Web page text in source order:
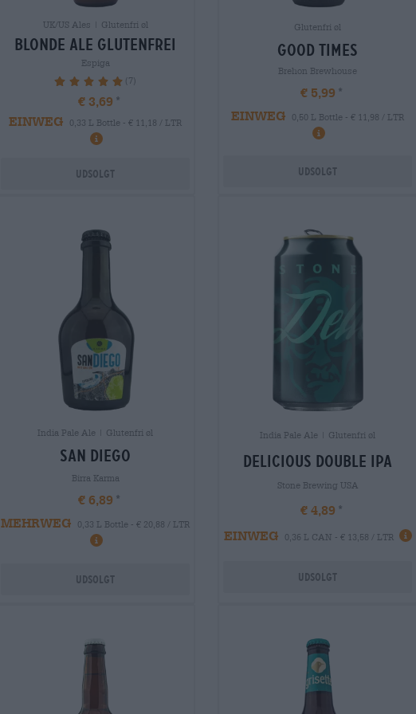
UK/US Ales | Glutenfri øl
blonde ale glutenfrei
Espiga
100% (7)
€ 3,69
EINWEG
0,33 L Bottle - € 11,18 / LTR
Udsolgt
Glutenfri øl
good times
Brehon Brewhouse
€ 5,99
EINWEG
0,50 L Bottle - € 11,98 / LTR
Udsolgt
India Pale Ale | Glutenfri øl
san diego
Birra Karma
€ 6,89
MEHRWEG
0,33 L Bottle - € 20,88 / LTR
Udsolgt
India Pale Ale | Glutenfri øl
delicious double ipa
Stone Brewing USA
€ 4,89
EINWEG
0,36 L CAN - € 13,58 / LTR
Udsolgt